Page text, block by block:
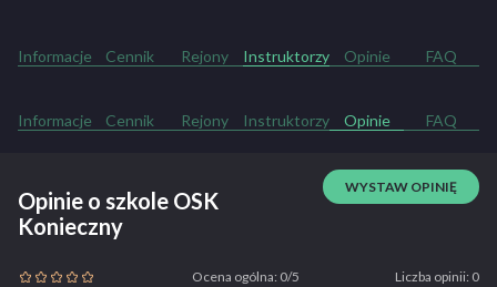
Informacje Cennik Rejony Instruktorzy Opinie FAQ
Informacje Cennik Rejony Instruktorzy Opinie FAQ
Opinie o szkole OSK
Konieczny
WYSTAW OPINIĘ
Ocena ogólna: 0/5 Liczba opinii: 0